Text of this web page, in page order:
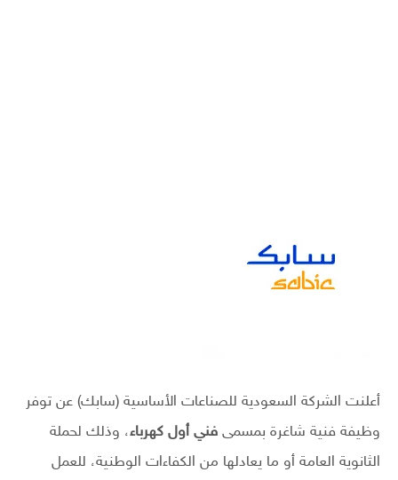
أعلنت الشركة السعودية للصناعات الأساسية (سابك) عن توفر
وظيفة فنية شاغرة بمسمى فني أول كهرباء، وذلك لحملة
الثانوية العامة أو ما يعادلها من الكفاءات الوطنية، للعمل